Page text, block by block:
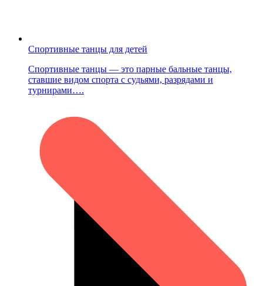
Спортивные танцы для детей
Спортивные танцы — это парные бальные танцы,
ставшие видом спорта с судьями, разрядами и
турнирами….